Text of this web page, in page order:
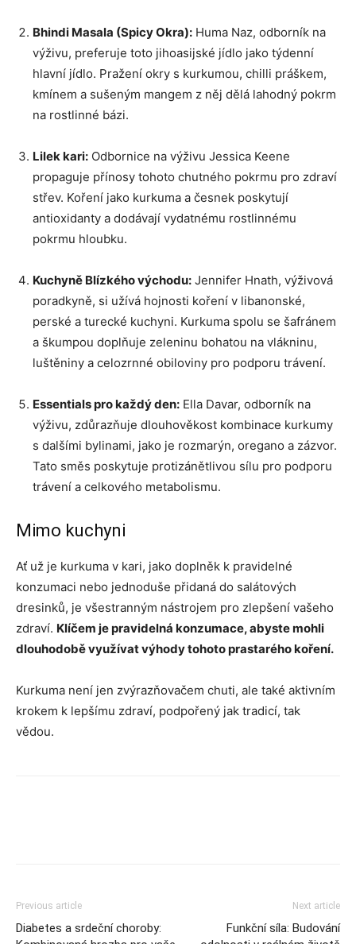
Bhindi Masala (Spicy Okra): Huma Naz, odborník na
výživu, preferuje toto jihoasijské jídlo jako týdenní
hlavní jídlo. Pražení okry s kurkumou, chilli práškem,
kmínem a sušeným mangem z něj dělá lahodný pokrm
na rostlinné bázi.
Lilek kari: Odbornice na výživu Jessica Keene
propaguje přínosy tohoto chutného pokrmu pro zdraví
střev. Koření jako kurkuma a česnek poskytují
antioxidanty a dodávají vydatnému rostlinnému
pokrmu hloubku.
Kuchyně Blízkého východu: Jennifer Hnath, výživová
poradkyně, si užívá hojnosti koření v libanonské,
perské a turecké kuchyni. Kurkuma spolu se šafránem
a škumpou doplňuje zeleninu bohatou na vlákninu,
luštěniny a celozrnné obiloviny pro podporu trávení.
Essentials pro každý den: Ella Davar, odborník na
výživu, zdůrazňuje dlouhověkost kombinace kurkumy
s dalšími bylinami, jako je rozmarýn, oregano a zázvor.
Tato směs poskytuje protizánětlivou sílu pro podporu
trávení a celkového metabolismu.
Mimo kuchyni
Ať už je kurkuma v kari, jako doplněk k pravidelné
konzumaci nebo jednoduše přidaná do salátových
dresinků, je všestranným nástrojem pro zlepšení vašeho
zdraví. Klíčem je pravidelná konzumace, abyste mohli
dlouhodobě využívat výhody tohoto prastarého koření.
Kurkuma není jen zvýrazňovačem chuti, ale také aktivním
krokem k lepšímu zdraví, podpořený jak tradicí, tak
vědou.
Previous article
Diabetes a srdeční choroby:
Next article
Funkční síla: Budování